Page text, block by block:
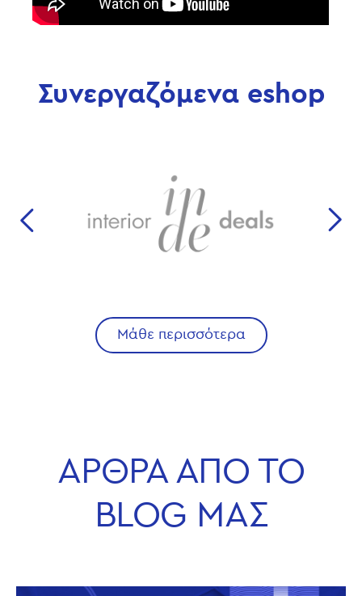
Συνεργαζόμενα eshop
Previous
Μάθε περισσότερα
ΑΡΘΡΑ ΑΠΟ ΤΟ
BLOG ΜΑΣ